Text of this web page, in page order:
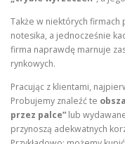
Także w niektórych firmach
notesika, a jednocześnie
firma naprawdę marnuje
rynkowych.
Pracując z klientami,
Probujemy znaleźć te
przez palce”lub
przynoszą adekwatnych